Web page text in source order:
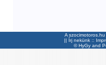
A
|| Írj nekünk ::
©HyGyand